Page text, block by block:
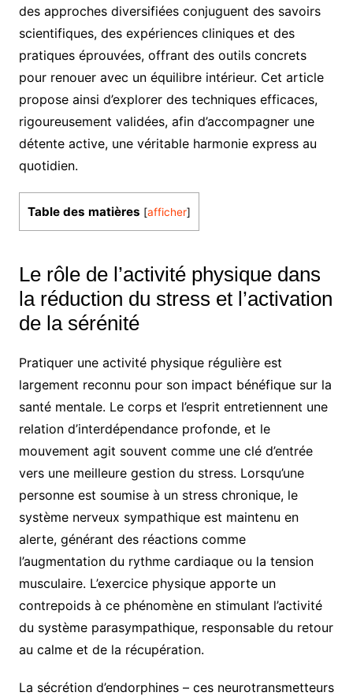
des approches diversifiées conjuguent des savoirs
scientifiques, des expériences cliniques et des
pratiques éprouvées, offrant des outils concrets
pour renouer avec un équilibre intérieur. Cet article
propose ainsi d’explorer des techniques efficaces,
rigoureusement validées, afin d’accompagner une
détente active, une véritable harmonie express au
quotidien.
Table des matières [afficher]
Le rôle de l’activité physique dans
la réduction du stress et l’activation
de la sérénité
Pratiquer une activité physique régulière est
largement reconnu pour son impact bénéfique sur la
santé mentale. Le corps et l’esprit entretiennent une
relation d’interdépendance profonde, et le
mouvement agit souvent comme une clé d’entrée
vers une meilleure gestion du stress. Lorsqu’une
personne est soumise à un stress chronique, le
système nerveux sympathique est maintenu en
alerte, générant des réactions comme
l’augmentation du rythme cardiaque ou la tension
musculaire. L’exercice physique apporte un
contrepoids à ce phénomène en stimulant l’activité
du système parasympathique, responsable du retour
au calme et de la récupération.
La sécrétion d’endorphines – ces neurotransmetteurs